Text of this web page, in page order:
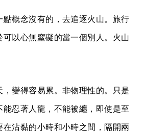
點概念沒有的，去追逐火山。旅行
可以心無窒礙的當一個別人。火山
，變得容易累。非物理性的。只是
能忍著人龍，不能被纏，即使是至
在沾黏的小時和小時之間，隔開兩